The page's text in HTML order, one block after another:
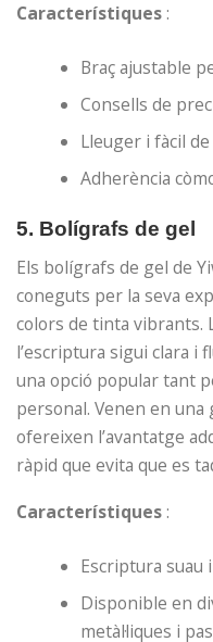
Característiques :
Braç ajustable
Consells de
Lleuger i fàcil
Adherència
5. Bolígrafs de gel
Els bolígrafs de gel de
coneguts per la seva
colors de tinta vibrants.
l’escriptura sigui clara i
una opció popular tant
personal. Venen en
ofereixen l’avantatge
ràpid que evita que es
Característiques :
Escriptura suau
Disponible en
metàl·liques i